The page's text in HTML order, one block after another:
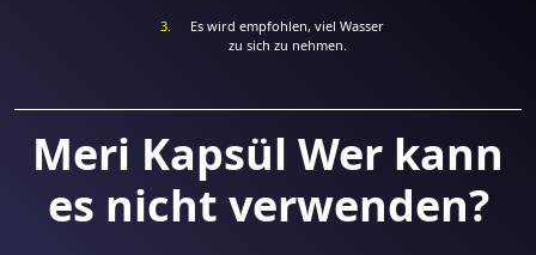
Es wird empfohlen, viel Wasser
zu sich zu nehmen.
Meri Kapsül Wer kann
es nicht verwenden?